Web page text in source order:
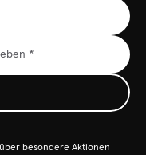
besondere Aktionen